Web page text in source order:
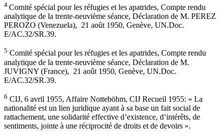
4 Comité spécial pour les réfugies et les apatrides, Compte rendu
analytique de la trente-neuvième séance, Déclaration de M. PEREZ
PEROZO (Venezuela), 21 août 1950, Genève, UN.Doc.
E/AC.32/SR.39.
5 Comité spécial pour les réfugies et les apatrides, Compte rendu
analytique de la trente-neuvième séance, Déclaration de M.
JUVIGNY (France), 21 août 1950, Genève, UN.Doc.
E/AC.32/SR.39.
6 CIJ, 6 avril 1955, Affaire Notteböhm, CIJ Recueil 1955: « La
nationalité est un lien juridique ayant à sa base un fait social de
rattachement, une solidarité effective d’existence, d’intérêts, de
sentiments, jointe à une réciprocité de droits et de devoirs ».